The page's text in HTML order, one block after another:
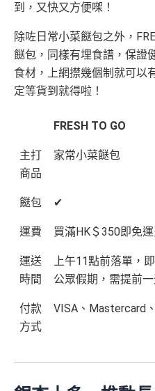
到，又快又方便㗎！
除咗日常小菜餸包之外，
餸包，同樣有埋食譜，保證
食材，上網㩒幾個制就可以
定等貨到就得啦！
FRESH TO GO
主打
商品
家常小菜餸包
餸包 ✔
運費 買滿HK＄350即免
運送
時間
上午11點前落單，
公眾假期，需提前
付款
方式
VISA、Mastercard